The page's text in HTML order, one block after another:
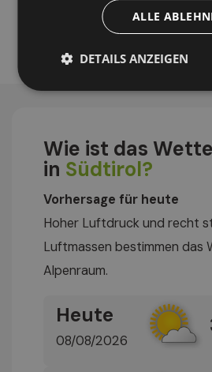
Wie ist das
in Südtirol?
Vorhersage für heute
Hoher Luftdruck und recht
Luftmassen bestimmen das
Alpenraum.
Heute
08/08/2026
ALLE
DETAILS ANZEIGEN